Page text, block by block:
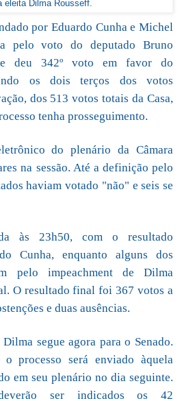
eleita Dilma Rousseff.
por Eduardo Cunha e Michel
pelo voto do deputado Bruno
deu 342º voto em favor do
os dois terços dos votos
dos 513 votos totais da Casa,
tenha prosseguimento.
do plenário da Câmara
na sessão. Até a definição pelo
haviam votado "não" e seis se
às 23h50, com o resultado
Cunha, enquanto alguns dos
pelo impeachment de Dilma
O resultado final foi 367 votos a
e duas ausências.
segue agora para o Senado.
o processo será enviado àquela
em seu plenário no dia seguinte.
ser indicados os 42